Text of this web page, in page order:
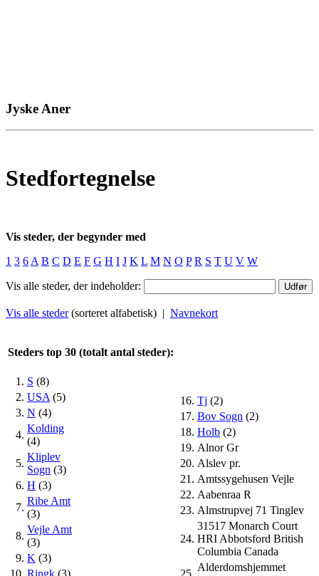
Jyske Aner
Stedfortegnelse
Vis steder, der begynder med
1 3 6 A B C D E F G H I J K L M N O P R S T U V W
Vis alle steder, der indeholder:
Vis alle steder(sorteret alfabetisk) | Navnekort
Steders top 30 (totalt antal steder):
1. S (8)
2. USA (5)
3. N (4)
4.
Kolding
(4)
5.
Kliplev
Sogn (3)
6. H (3)
7.
Ribe Amt
(3)
8.
Vejle Amt
(3)
9. K (3)
16. Tj (2)
17. Bov Sogn (2)
18. Holb (2)
19. Alnor Gr
20. Alslev pr.
21. Amtssygehusen Vejle
22. Aabenraa R
23. Almstrupvej 71 Tinglev
24.
31517 Monarch Court
HRI Abbotsford British
Columbia Canada
Alderdomshjemmet